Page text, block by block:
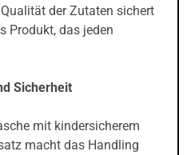
der Zutaten sichert
Produkt, das jeden
Sicherheit
mit kindersicherem
macht das Handling